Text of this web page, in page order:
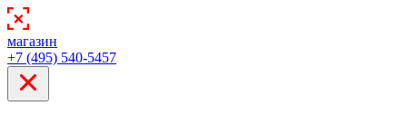
магазин
+7 (495) 540-5457